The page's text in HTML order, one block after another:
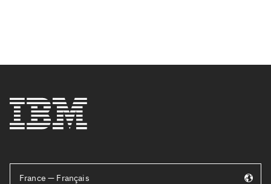
France — Français